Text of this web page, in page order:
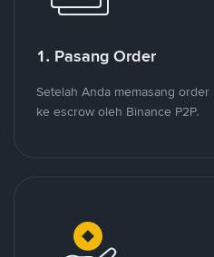
1. Pasang Order
Setelah Anda memasang
ke escrow oleh Binance P2P.